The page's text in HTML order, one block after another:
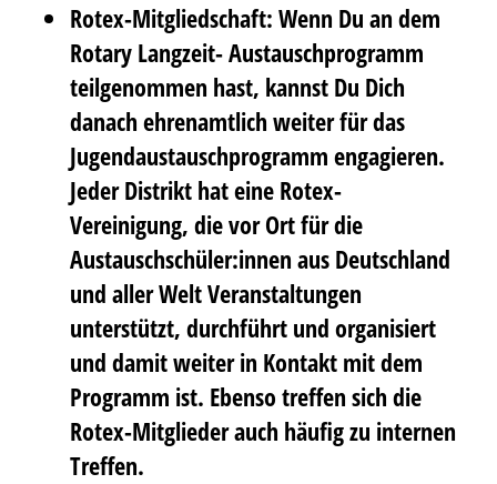
Rotex-Mitgliedschaft: Wenn Du an dem
Rotary Langzeit- Austauschprogramm
teilgenommen hast, kannst Du Dich
danach ehrenamtlich weiter für das
Jugendaustauschprogramm engagieren.
Jeder Distrikt hat eine Rotex-
Vereinigung, die vor Ort für die
Austauschschüler:innen aus Deutschland
und aller Welt Veranstaltungen
unterstützt, durchführt und organisiert
und damit weiter in Kontakt mit dem
Programm ist. Ebenso treffen sich die
Rotex-Mitglieder auch häufig zu internen
Treffen.